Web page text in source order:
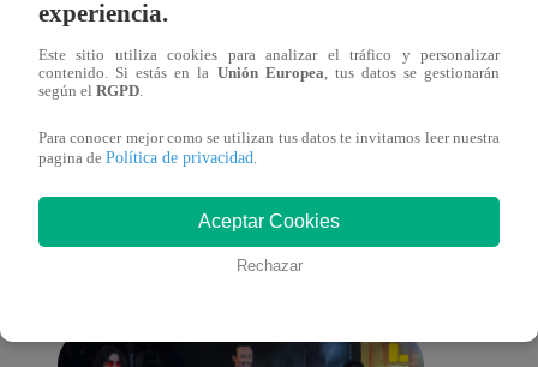
a la ‘Carta dulce’ en Noche de Patas
También te puede
interesar
experiencia.
Este sitio utiliza cookies para analizar el tráfico y personalizar
contenido. Si estás en la Unión Europea , tus datos se gestionarán
según el RGPD
Para conocer mejor como se utilizan tus datos te invitamos leer nuestra
pagina de Política de privacidad
Aceptar Cookies
Rechazar